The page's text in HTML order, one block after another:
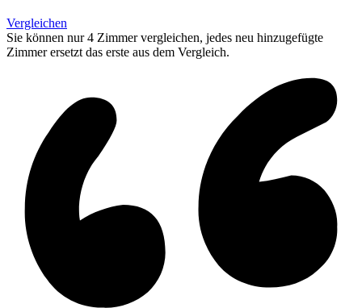
Vergleichen
Sie können nur 4 Zimmer vergleichen, jedes neu hinzugefügte
Zimmer ersetzt das erste aus dem Vergleich.